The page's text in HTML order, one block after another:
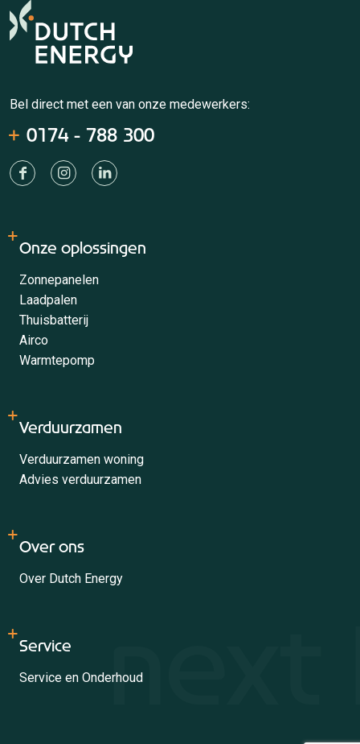
Bel direct met een van onze medewerkers:
0174 - 788 300
Onze oplossingen
Zonnepanelen
Laadpalen
Thuisbatterij
Airco
Warmtepomp
Verduurzamen
Verduurzamen woning
Advies verduurzamen
Over ons
Over Dutch Energy
Service
Service en Onderhoud